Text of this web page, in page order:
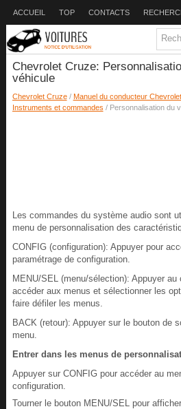
ACCUEIL TOP CONTACTS
Chevrolet Cruze:
véhicule
Chevrolet Cruze/ Manuel du conducteur
Instruments et commandes / Personnalisation du
Les commandes du système audio sont
menu de personnalisation des
CONFIG (configuration): Appuyer pour
paramétrage de configuration.
MENU/SEL (menu/sélection): Appuyer au
accéder aux menus et sélectionner les
faire défiler les menus.
BACK (retour): Appuyer sur le bouton de
menu.
Entrer dans les menus de
Appuyer sur CONFIG pour accéder au
configuration.
Tourner le bouton MENU/SEL pour